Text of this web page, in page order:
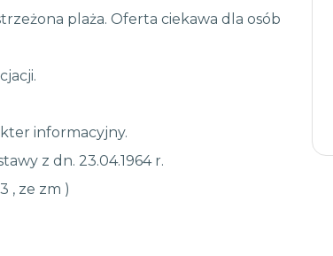
plaża. Oferta ciekawa dla osób
informacyjny.
z dn. 23.04.1964 r.
, ze zm )